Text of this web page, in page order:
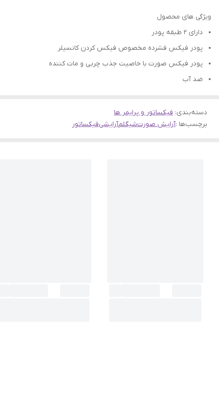
ویژگی های محصول
دارای ۲ طبقه پودر
پودر فیکس فشرده مخصوص فیکس کردن کانسیلر
پودر فیکس صورت با خاصیت جذب چربی و مات کننده
ضد آب
دسته‌بندی: فیکساتور و پرایمر ها
برچسب‌ها :آرایش صورتشیگلمآرایشیفیکساتور